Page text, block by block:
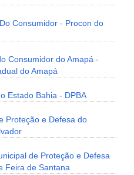
Consumidor - Procon do
Consumidor do Amapá -
do Amapá
Estado Bahia - DPBA
Proteção e Defesa do
de Proteção e Defesa
Feira de Santana